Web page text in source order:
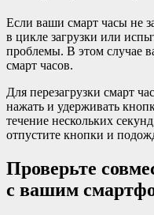
Если ваши смарт часы не
в цикле загрузки или
проблемы. В этом случае
смарт часов.
Для перезагрузки смарт
нажать и удерживать
течение нескольких
отпустите кнопки и
Проверьте
с вашим